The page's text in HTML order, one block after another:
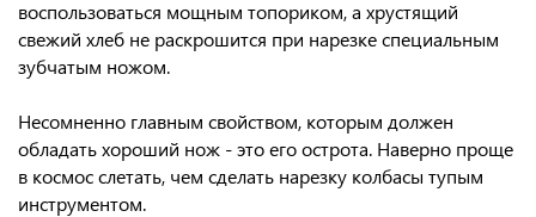
воспользоваться мощным топориком, а хрустящий
свежий хлеб не раскрошится при нарезке специальным
зубчатым ножом.
Несомненно главным свойством, которым должен
обладать хороший нож - это его острота. Наверно проще
в космос слетать, чем сделать нарезку колбасы тупым
инструментом.